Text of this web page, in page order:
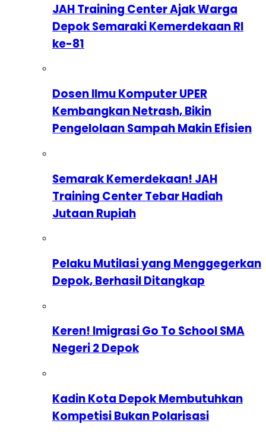
JAH Training Center Ajak Warga
Depok Semaraki Kemerdekaan RI
ke-81
Dosen Ilmu Komputer UPER
Kembangkan Netrash, Bikin
Pengelolaan Sampah Makin Efisien
Semarak Kemerdekaan! JAH
Training Center Tebar Hadiah
Jutaan Rupiah
Pelaku Mutilasi yang Menggegerkan
Depok, Berhasil Ditangkap
Keren! Imigrasi Go To School SMA
Negeri 2 Depok
Kadin Kota Depok Membutuhkan
Kompetisi Bukan Polarisasi